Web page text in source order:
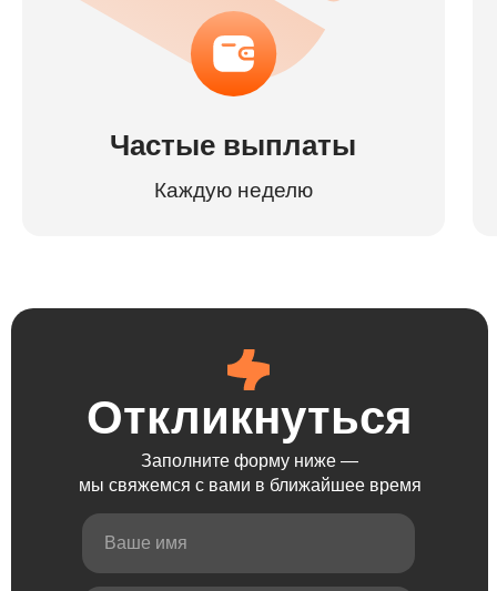
Частые выплаты
Каждую неделю
Откликнуться
Заполните форму ниже —
мы свяжемся с вами в ближайшее время